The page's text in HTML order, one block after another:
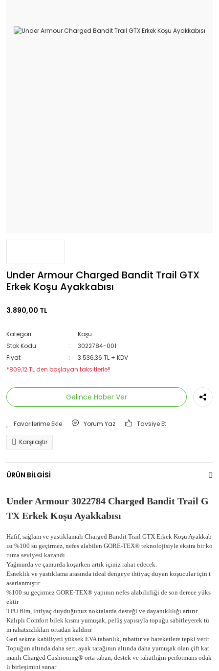
Under Armour Charged Bandit Trail GTX
Erkek Koşu Ayakkabısı
3.890,00 TL
Kategori
Koşu
Stok Kodu
3022784-001
Fiyat
3.536,36 TL + KDV
*809,12 TL den başlayan taksitlerle!!
Gelince Haber Ver
Yorum Yaz Tavsiye Et
Karşılaştır
ÜRÜN BİLGİSİ
Under Armour 3022784 Charged Bandit Trail G
TX Erkek Koşu Ayakkabısı
Hafif, sağlam ve yastıklamalı Charged Bandit Trail GTX Erkek Koşu Ayakkab
ısı %100 su geçirmez, nefes alabilen GORE-TEX® teknolojisiyle ekstra bir ko
ruma seviyesi kazandı.
Yağmurda ve çamurda koşarken artık içiniz rahat edecek.
Esneklik ve yastıklama arasında ideal dengeye ihtiyaç duyan koşucular için t
asarlanmıştır
%100 su geçirmez GORE-TEX® yapının nefes alabilirliği de son derece yüks
ektir
TPU film, ihtiyaç duyduğunuz noktalarda desteği ve dayanıklılığı artırır
Kalıplı Comfort bilek kısmı yumuşak, pelüş yapısıyla topuğu sabitleyerek tü
m rahatsızlıkları ortadan kaldırır
Geri sekme kabiliyeti yüksek EVA tabanlık, rahattır ve hareketlere tepki verir
Topuğun altında daha sert, ayak tarağının altında daha yumuşak olan çift kat
manlı Charged Cushioning® orta taban, destek ve rahatlığın performans odak
lı birleşimini sunar